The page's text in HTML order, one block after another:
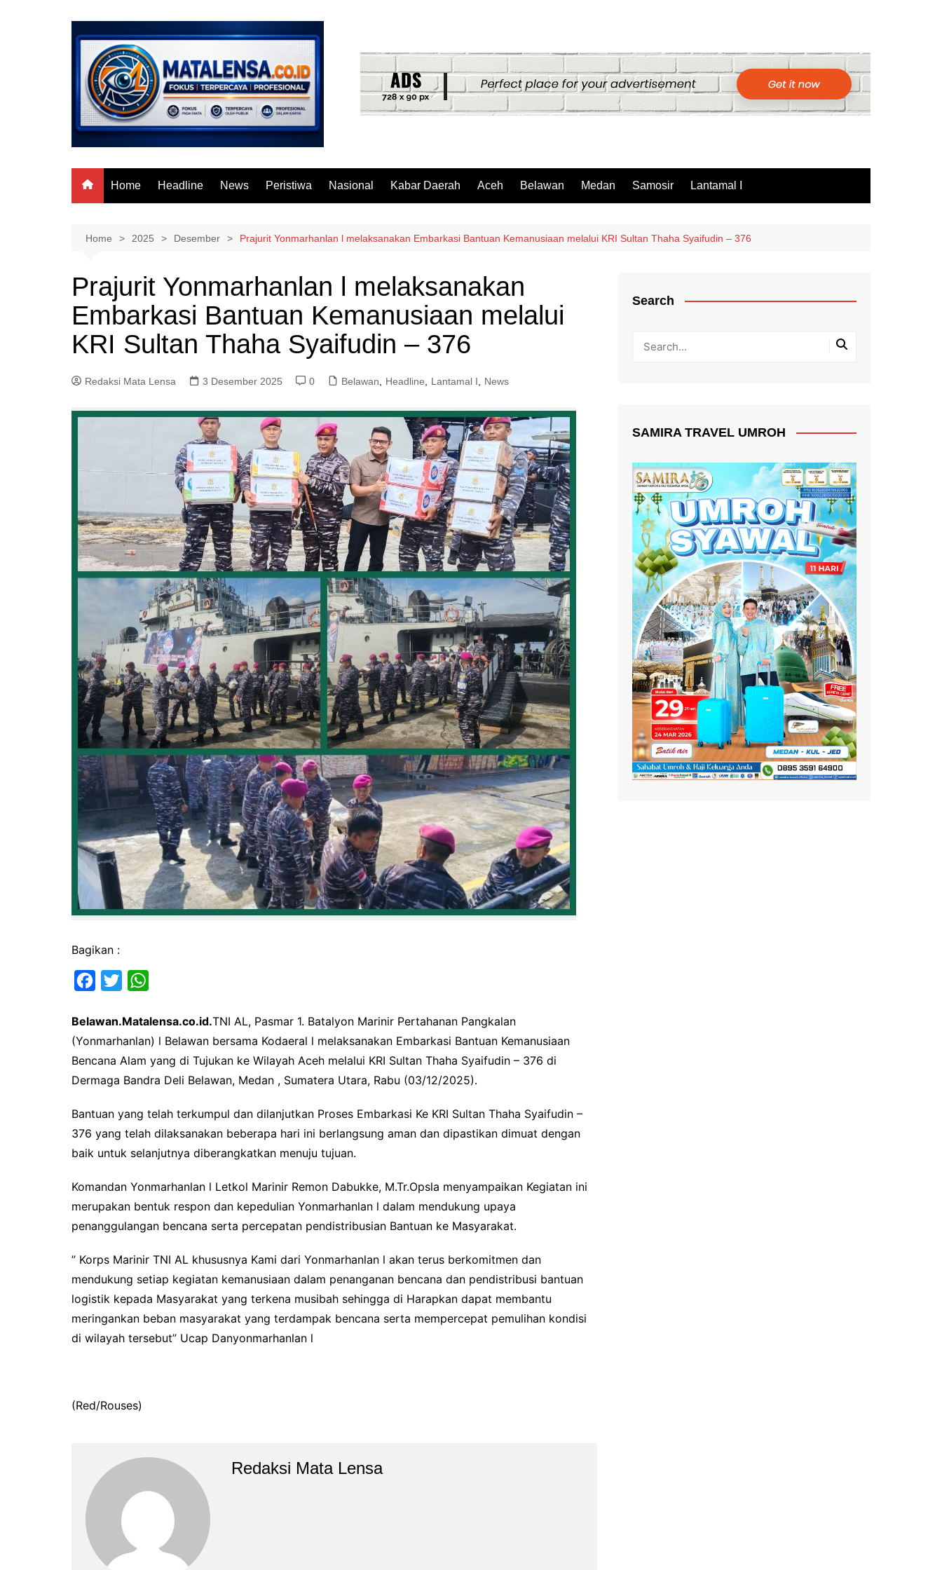
Home Headline News Peristiwa Nasional Kabar Daerah Aceh Belawan Medan Samosir Lantamal I
Home 2025 Desember Prajurit Yonmarhanlan l melaksanakan Embarkasi Bantuan Kemanusiaan melalui KRI Sultan Thaha Syaifudin – 376
Prajurit Yonmarhanlan l melaksanakan
Embarkasi Bantuan Kemanusiaan melalui
KRI Sultan Thaha Syaifudin – 376
Redaksi Mata Lensa 3 Desember 2025 0 Belawan Headline Lantamal I News
Bagikan :
c
e
b
o
i
t
t
e
a
t
s
A
Belawan.Matalensa.co.id.TNI AL, Pasmar 1. Batalyon Marinir Pertahanan Pangkalan
(Yonmarhanlan) l Belawan bersama Kodaeral l melaksanakan Embarkasi Bantuan Kemanusiaan
Bencana Alam yang di Tujukan ke Wilayah Aceh melalui KRI Sultan Thaha Syaifudin – 376 di
Dermaga Bandra Deli Belawan, Medan , Sumatera Utara, Rabu (03/12/2025).
Bantuan yang telah terkumpul dan dilanjutkan Proses Embarkasi Ke KRI Sultan Thaha Syaifudin –
376 yang telah dilaksanakan beberapa hari ini berlangsung aman dan dipastikan dimuat dengan
baik untuk selanjutnya diberangkatkan menuju tujuan.
Komandan Yonmarhanlan l Letkol Marinir Remon Dabukke, M.Tr.Opsla menyampaikan Kegiatan ini
merupakan bentuk respon dan kepedulian Yonmarhanlan l dalam mendukung upaya
penanggulangan bencana serta percepatan pendistribusian Bantuan ke Masyarakat.
” Korps Marinir TNI AL khususnya Kami dari Yonmarhanlan l akan terus berkomitmen dan
mendukung setiap kegiatan kemanusiaan dalam penanganan bencana dan pendistribusi bantuan
logistik kepada Masyarakat yang terkena musibah sehingga di Harapkan dapat membantu
meringankan beban masyarakat yang terdampak bencana serta mempercepat pemulihan kondisi
di wilayah tersebut” Ucap Danyonmarhanlan l
(Red/Rouses)
Redaksi Mata Lensa
Search
SAMIRA TRAVEL UMROH